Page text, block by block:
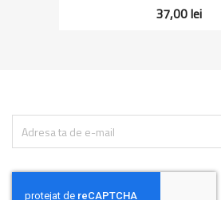
37,00 lei